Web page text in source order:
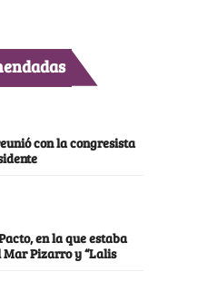
con la congresista
en la que estaba
Pizarro y “Lalis